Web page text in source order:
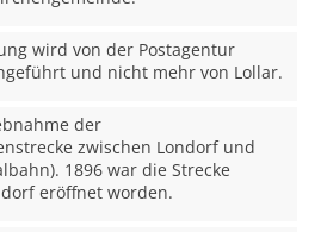
wird von der Postagentur
und nicht mehr von Lollar.
der
zwischen Londorf und
1896 war die Strecke
eröffnet worden.